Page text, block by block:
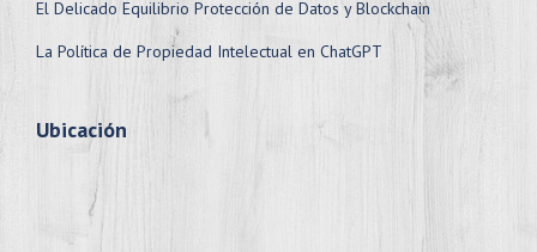
El Delicado Equilibrio Protección de Datos y Blockchain
La Política de Propiedad Intelectual en ChatGPT
Ubicación